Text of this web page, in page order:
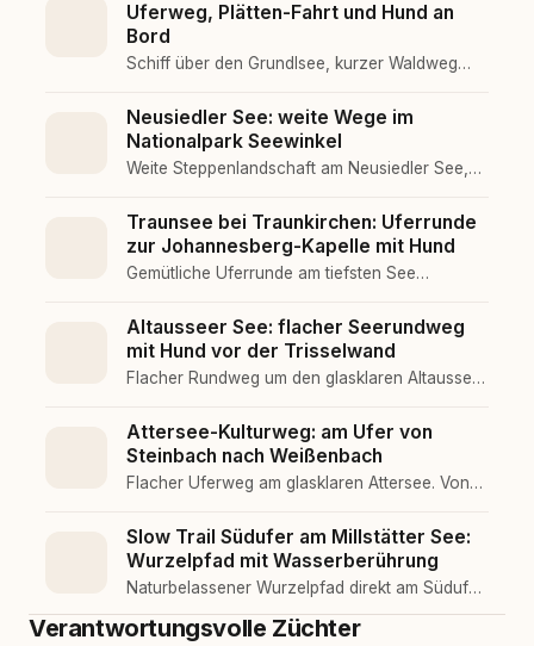
Uferweg, Plätten-Fahrt und Hund an
Bord
Schiff über den Grundlsee, kurzer Waldweg
Plätte zum Kammersee. Wenig Steigung, viel
Wasser, gut mit Hund machbar.
Neusiedler See: weite Wege im
Nationalpark Seewinkel
Weite Steppenlandschaft am Neusiedler See,
im Nationalpark, Baden nur in der Hundezone
Podersdorf.
Traunsee bei Traunkirchen: Uferrunde
zur Johannesberg-Kapelle mit Hund
Gemütliche Uferrunde am tiefsten See
schattige Wege zur Johannesberg-Kapelle und
zurück. Traunstein-Kulisse, viele Bänke, ideal
für entspannte Runden mit Hund.
Altausseer See: flacher Seerundweg
mit Hund vor der Trisselwand
Flacher Rundweg um den glasklaren Altausseer
Ufer, kaum Steigung, Trisselwand und Loser als
Kulisse. Gemütlich, gut mit Hund.
Attersee-Kulturweg: am Ufer von
Steinbach nach Weißenbach
Flacher Uferweg am glasklaren Attersee. Von
Kulturstationen unterwegs und mehrere
Hundebadestellen. Entspannt, gut mit Hund
machbar.
Slow Trail Südufer am Millstätter See:
Wurzelpfad mit Wasserberührung
Naturbelassener Wurzelpfad direkt am Südufer
des Millstätter Sees. Schattiger Buchenwald,
versteckte Buchten, Wasser immer in der Nähe.
Verantwortungsvolle Züchter